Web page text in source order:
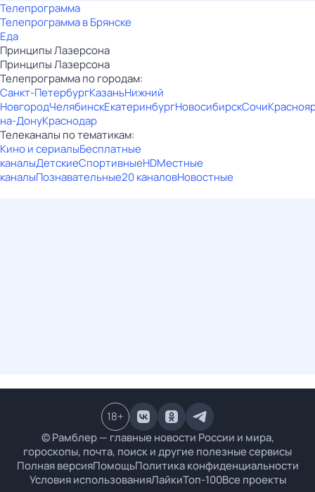
Телепрограмма
Телепрограмма в Брянске
Еда
Принципы Лазерсона
Принципы Лазерсона
Телепрограмма по городам:
Санкт-ПетербургКазаньНижний
НовгородЧелябинскЕкатеринбургНовосибирскСочи
на-ДонуКраснодар
Телеканалы по тематикам:
Кино и сериалыБесплатные
каналыДетскиеСпортивныеHDМестные
каналыПознавательные20 каналовНовостные
© Рамблер — главные новости России и мира,
гороскопы, почта, поиск и другие полезные сервисы
Полная версияПомощьПолитика конфиденциальности
Условия использованияЛайкиТоп-100Все проекты
18+